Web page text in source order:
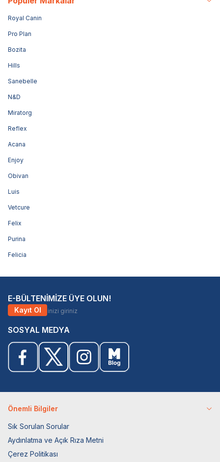
Royal Canin
Pro Plan
Bozita
Hills
Sanebelle
N&D
Miratorg
Reflex
Acana
Enjoy
Obivan
Luis
Vetcure
Felix
Purina
Felicia
E-BÜLTENİMİZE ÜYE OLUN!
Kayıt Ol
SOSYAL MEDYA
Önemli Bilgiler
Sık Sorulan Sorular
Aydınlatma ve Açık Rıza Metni
Çerez Politikası